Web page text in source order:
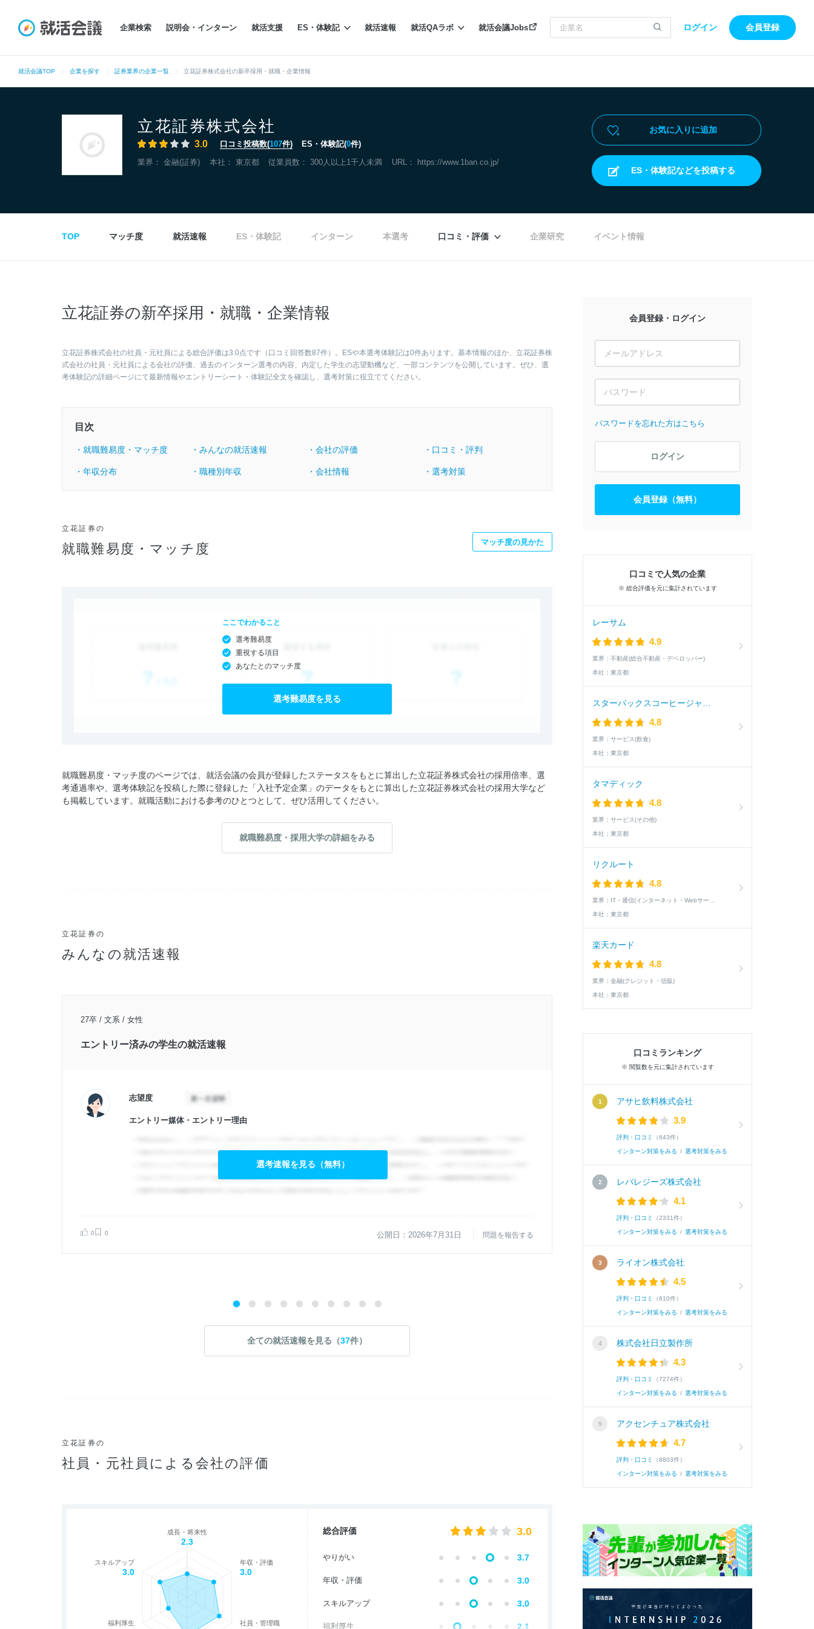
企業検索 説明会・インターン 就活支援 ES・体験記 就活速報 就活QAラボ 就活会議Jobs ログイン 会員登録
就活会議TOP 企業を探す 証券業界の企業一覧 立花証券株式会社の新卒採用・就職・企業情報
立花証券株式会社
3.0 口コミ投稿数(107件) ES・体験記(0件)
業界： 金融(証券) 本社： 東京都 従業員数： 300人以上1千人未満 URL： https://www.1ban.co.jp/
お気に入りに追加
ES・体験記などを投稿する
TOP マッチ度 就活速報 ES・体験記 インターン 本選考 口コミ・評価 企業研究 イベント情報
立花証券の新卒採用・就職・企業情報
立花証券株式会社の社員・元社員による総合評価は3.0点です（口コミ回答数87件）。ESや本選考体験記は0件あります。基本情報のほか、立花証券株
式会社の社員・元社員による会社の評価、過去のインターン選考の内容、内定した学生の志望動機など、一部コンテンツを公開しています。ぜひ、選
考体験記の詳細ページにて最新情報やエントリーシート・体験記全文を確認し、選考対策に役立ててください。
目次
・就職難易度・マッチ度 ・みんなの就活速報 ・会社の評価 ・口コミ・評判
・年収分布 ・職種別年収 ・会社情報 ・選考対策
立花証券の
就職難易度・マッチ度 マッチ度の見かた
ここでわかること
選考難易度
重視する項目
あなたとのマッチ度
選考難易度を見る
就職難易度・マッチ度のページでは、就活会議の会員が登録したステータスをもとに算出した立花証券株式会社の採用倍率、選
考通過率や、選考体験記を投稿した際に登録した「入社予定企業」のデータをもとに算出した立花証券株式会社の採用大学など
も掲載しています。就職活動における参考のひとつとして、ぜひ活用してください。
就職難易度・採用大学の詳細をみる
立花証券の
みんなの就活速報
27卒 / 文系 / 女性
エントリー済みの学生の就活速報
志望度
エントリー媒体・エントリー理由
選考速報を見る（無料）
0 0 公開日：2026年7月31日 問題を報告する
志望度
エントリー媒体・エントリー理由
0
全ての就活速報を見る（37件）
立花証券の
社員・元社員による会社の評価
成長・将来性
2.3
年収・評価
3.0
社員・管理職
福利厚生
スキルアップ
3.0
総合評価 3.0
やりがい 3.7
年収・評価 3.0
スキルアップ 3.0
福利厚生 2.1
会員登録・ログイン
パスワードを忘れた方はこちら
ログイン
会員登録（無料）
口コミで人気の企業
※ 総合評価を元に集計されています
レーサム
4.9
業界： 不動産(総合不動産・デベロッパー)
本社： 東京都
4.8
業界： サービス(飲食)
本社： 東京都
タマディック
4.8
業界： サービス(その他)
本社： 東京都
リクルート
4.8
業界：
本社： 東京都
楽天カード
4.8
業界： 金融(クレジット・信販)
本社： 東京都
口コミランキング
※ 閲覧数を元に集計されています
アサヒ飲料株式会社
3.9
評判・口コミ （643件）
インターン対策をみる / 選考対策をみる
レバレジーズ株式会社
4.1
評判・口コミ （2331件）
インターン対策をみる / 選考対策をみる
ライオン株式会社
4.5
評判・口コミ （810件）
インターン対策をみる / 選考対策をみる
株式会社日立製作所
4.3
評判・口コミ （7274件）
インターン対策をみる / 選考対策をみる
アクセンチュア株式会社
4.7
評判・口コミ （8803件）
インターン対策をみる / 選考対策をみる